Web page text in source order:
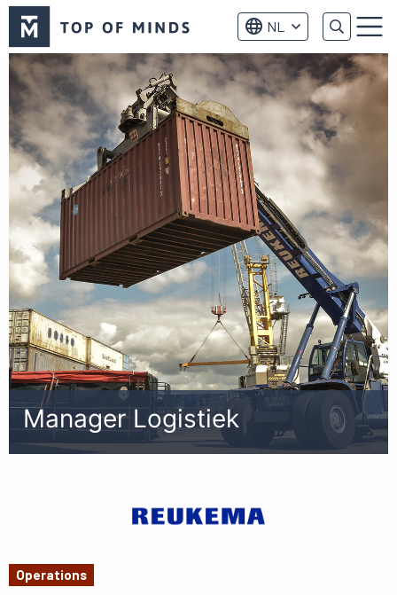
of
Minds
logo
NL Menu
Manager Logistiek
Operations